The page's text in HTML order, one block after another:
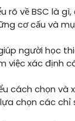
rõ về BSC là
cơ cấu và
người học
việc xác định
cách chọn và
chọn các chỉ